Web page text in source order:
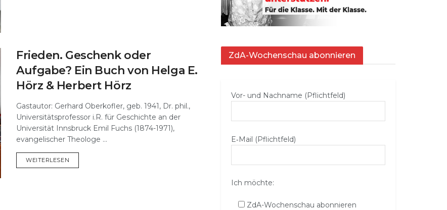
Frieden. Geschenk oder
Aufgabe? Ein Buch von Helga E.
Hörz & Herbert Hörz
Gastautor: Gerhard Oberkofler, geb. 1941, Dr. phil.,
Universitätsprofessor i.R. für Geschichte an der
Universität Innsbruck Emil Fuchs (1874-1971),
evangelischer Theologe ...
WEITERLESEN
ZdA-Wochenschau abonnieren
Vor- und Nachname (Pflichtfeld)
E‑Mail (Pflichtfeld)
Ich möchte:
ZdA-Wochenschau abonnieren